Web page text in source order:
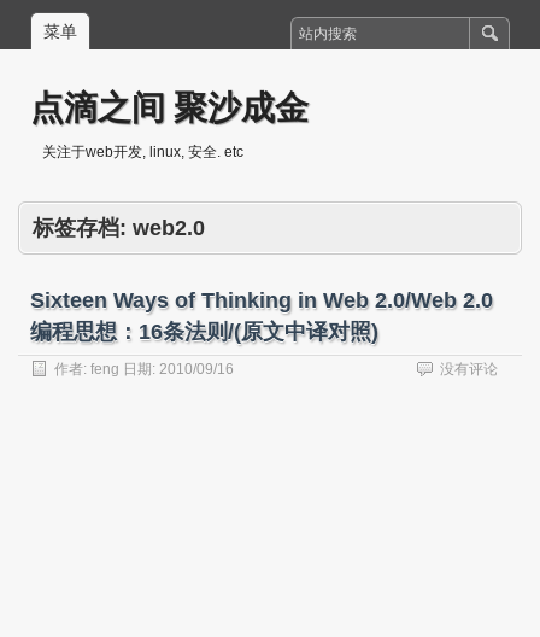
菜单
点滴之间 聚沙成金
关注于web开发, linux, 安全. etc
标签存档: web2.0
Sixteen Ways of Thinking in Web 2.0/Web 2.0
编程思想：16条法则/(原文中译对照)
作者: feng 日期: 2010/09/16 没有评论